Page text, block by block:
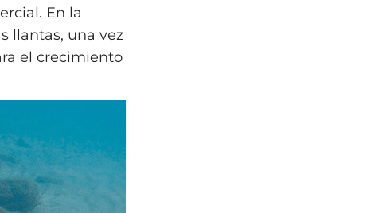
En la
llantas, una vez
el crecimiento